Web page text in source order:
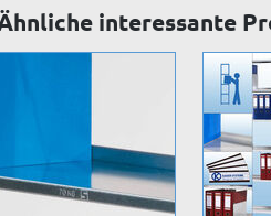
interessante